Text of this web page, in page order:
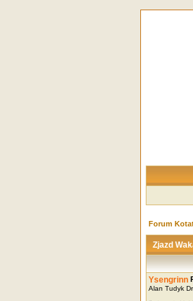
Forum
Zjazd
Ysengrinn
Alan Tudyk